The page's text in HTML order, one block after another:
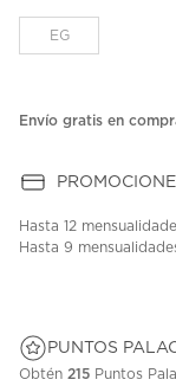
EG
Envío gratis en
Hasta 12
Hasta 9
PUNTOS
Obtén 215 Puntos